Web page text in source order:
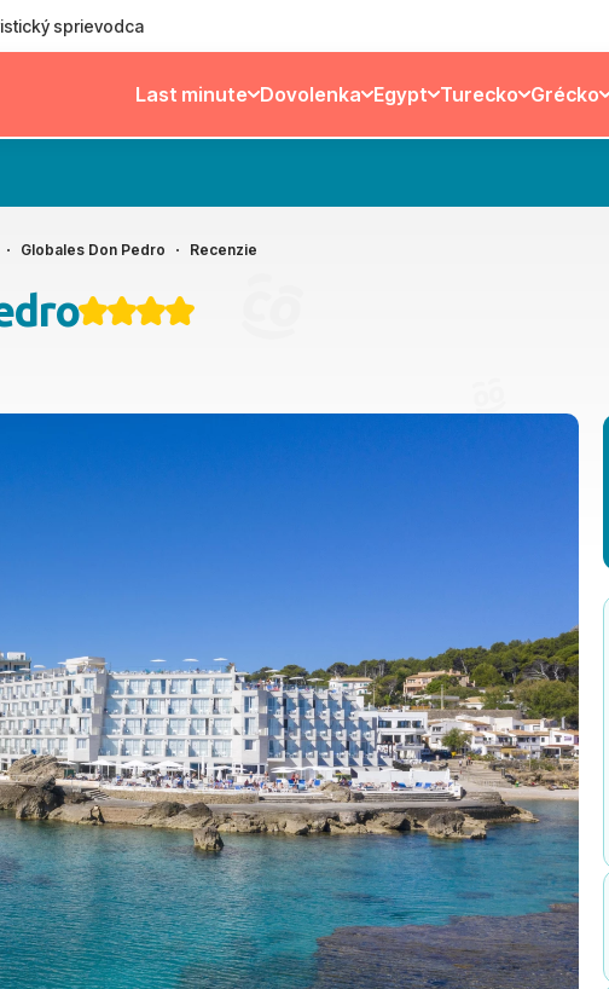
sprievodca
Last minute Dovolenka Egypt Turecko Grécko
Globales Don Pedro Recenzie